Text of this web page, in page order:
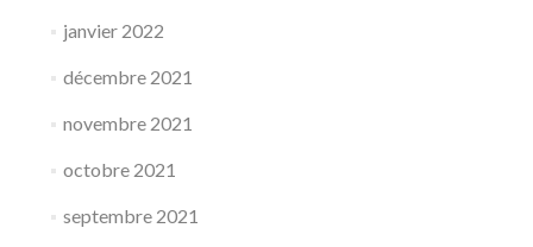
janvier 2022
décembre 2021
novembre 2021
octobre 2021
septembre 2021